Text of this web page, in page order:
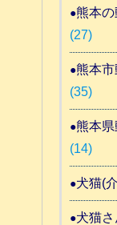
熊本の
(27)
熊本市
(35)
熊本県
(14)
犬猫(
犬猫さ